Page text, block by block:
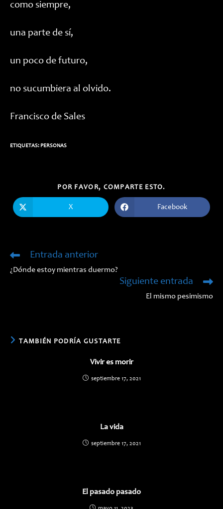
como siempre,
una parte de sí,
un poco de futuro,
no sucumbiera al olvido.
Francisco de Sales
ETIQUETAS: PERSONAS
POR FAVOR, COMPARTE ESTO.
CONTENIDO
abre
X
Se
abre
Facebook
Leer
artículos
Entrada anterior
¿Dónde estoy mientras duermo?
Siguiente entrada
El mismo pesimismo
TAMBIÉN PODRÍA GUSTARTE
Vivir es morir
septiembre 17, 2021
La vida
septiembre 17, 2021
El pasado pasado